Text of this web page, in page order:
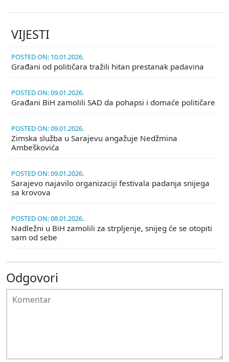
VIJESTI
POSTED ON: 10.01.2026.
Građani od političara tražili hitan prestanak padavina
POSTED ON: 09.01.2026.
Građani BiH zamolili SAD da pohapsi i domaće političare
POSTED ON: 09.01.2026.
Zimska služba u Sarajevu angažuje Nedžmina
Ambeškovića
POSTED ON: 09.01.2026.
Sarajevo najavilo organizaciji festivala padanja snijega
sa krovova
POSTED ON: 08.01.2026.
Nadležni u BiH zamolili za strpljenje, snijeg će se otopiti
sam od sebe
Odgovori